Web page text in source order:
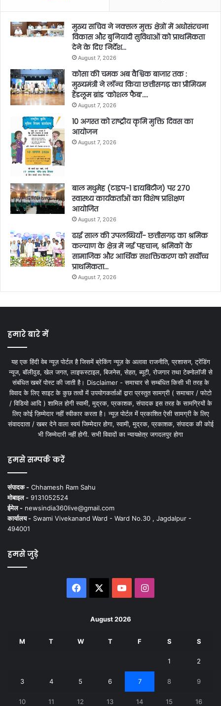
मुख्य सचिव ने नक्सल मुक्त क्षेत्रों में अधोसंरचना
विकास और बुनियादी सुविधाओं को प्राथमिकता
देने के दिए निर्देश…
August 7, 2026
कोसा की चमक अब वैश्विक बाजार तक :
मुख्यमंत्री ने लॉन्च किया छत्तीसगढ़ का प्रीमियम
हैंडलूम ब्रांड ‘कोशल फैब’….
August 7, 2026
10 अगस्त को राष्ट्रीय कृमि मुक्ति दिवस का
आयोजन
August 7, 2026
बाल मधुमेह (टाइप-1 डायबिटीज) पर 270
स्वास्थ्य कार्यकर्ताओं का विशेष प्रशिक्षण
आयोजित
August 7, 2026
ढाई साल की उपलब्धियाँ- छत्तीसगढ़ का श्रमिक
कल्याण के क्षेत्र में नई पहचान, श्रमिकों के
सामाजिक और आर्थिक सशक्तिकरण को सर्वाेच्च
प्राथमिकता…
August 7, 2026
हमारे बारे में
यह एक हिंदी वेब न्यूज़ पोर्टल है जिसमें ब्रेकिंग न्यूज़ के अलावा राजनीति, प्रशासन, ट्रेंडिंग
न्यूज, बॉलीवुड, खेल जगत, लाइफस्टाइल, बिजनेस, सेहत, ब्यूटी, रोजगार तथा टेक्नोलॉजी से
संबंधित खबरें पोस्ट की जाती है। Disclaimer - समाचार से सम्बंधित किसी भी तरह के
विवाद के लिए साइट के कुछ तत्वों में उपयोगकर्ताओं द्वारा प्रस्तुत सामग्री ( समाचार / फोटो
/ विडियो आदि ) शामिल होगी स्वामी, मुद्रक, प्रकाशक, संपादक इस तरह के सामग्रियों के
लिए कोई ज़िम्मेदार नहीं स्वीकार करता है। न्यूज़ पोर्टल में प्रकाशित ऐसी सामग्री के लिए
संवाददाता / खबर देने वाला स्वयं जिम्मेदार होगा, स्वामी, मुद्रक, प्रकाशक, संपादक की कोई
भी जिम्मेदारी नहीं होगी. सभी विवादों का न्यायक्षेत्र जगदलपुर होगा
हमसे सम्पर्क करें
संपादक - Chhamesh Ram Sahu
मोबाइल - 9131052524
ईमेल - newsindia360live@gmail.com
कार्यालय - Swami Vivekanand Ward - Ward No.30 , Jagdalpur -
494001
हमसे जुड़े
Facebook YouTubeInstagram
August 2026
M T W T F S S
1 2
3 4 5 6 7 8 9
10 11 12 13 14 15 16